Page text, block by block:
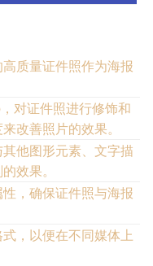
质量证件照作为海报
对证件照进行修饰和
改善照片的效果。
他图形元素、文字描
效果。
，确保证件照与海报
，以便在不同媒体上